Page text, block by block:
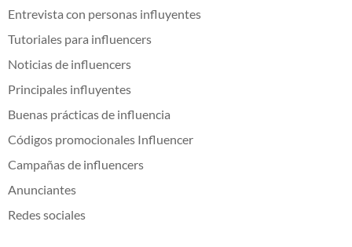
Entrevista con personas influyentes
Tutoriales para influencers
Noticias de influencers
Principales influyentes
Buenas prácticas de influencia
Códigos promocionales Influencer
Campañas de influencers
Anunciantes
Redes sociales